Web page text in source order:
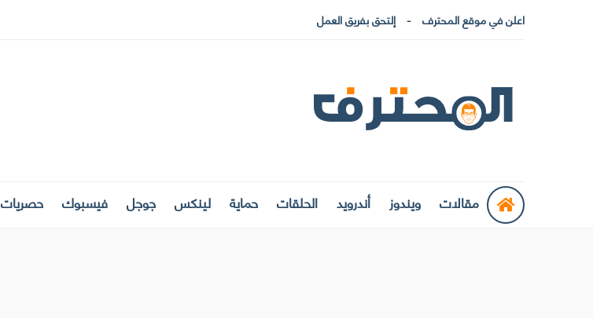
اعلن في موقع المحترف إلتحق بفريق العمل
مقالات ويندوز أندرويد الحلقات حماية لينكس جوجل فيسبوك حصريات